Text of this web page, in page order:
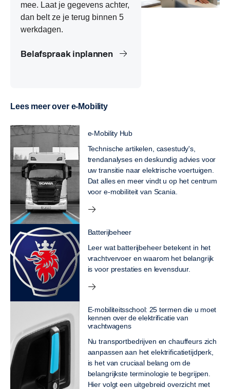
mee. Laat je gegevens achter,
dan belt ze je terug binnen 5
werkdagen.
Belafspraak inplannen
Lees meer over e-Mobility
e-Mobility Hub
Technische artikelen, casestudy's,
trendanalyses en deskundig advies voor
uw transitie naar elektrische voertuigen.
Dat alles en meer vindt u op het centrum
voor e-mobiliteit van Scania.
Batterijbeheer
Leer wat batterijbeheer betekent in het
vrachtvervoer en waarom het belangrijk
is voor prestaties en levensduur.
E-mobiliteitsschool: 25 termen die u moet
kennen over de elektrificatie van
vrachtwagens
Nu transportbedrijven en chauffeurs zich
aanpassen aan het elektrificatietijdperk,
is het van cruciaal belang om de
belangrijkste terminologie te begrijpen.
Hier volgt een uitgebreid overzicht met